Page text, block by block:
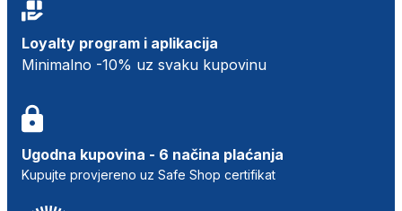
Loyalty program i aplikacija
Minimalno -10% uz svaku kupovinu
Ugodna kupovina - 6 načina plaćanja
Kupujte provjereno uz Safe Shop certifikat